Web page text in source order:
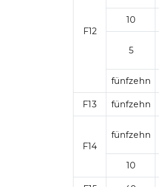
F12
10
5
fünfzehn
F13 fünfzehn
F14
fünfzehn
10